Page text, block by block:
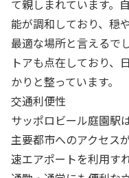
て親しまれています。
能が調和しており、穏
最適な場所と言えるで
トアも点在しており、
かりと整っています。
交通利便性
サッポロビール庭園駅
主要都市へのアクセス
速エアポートを利用す